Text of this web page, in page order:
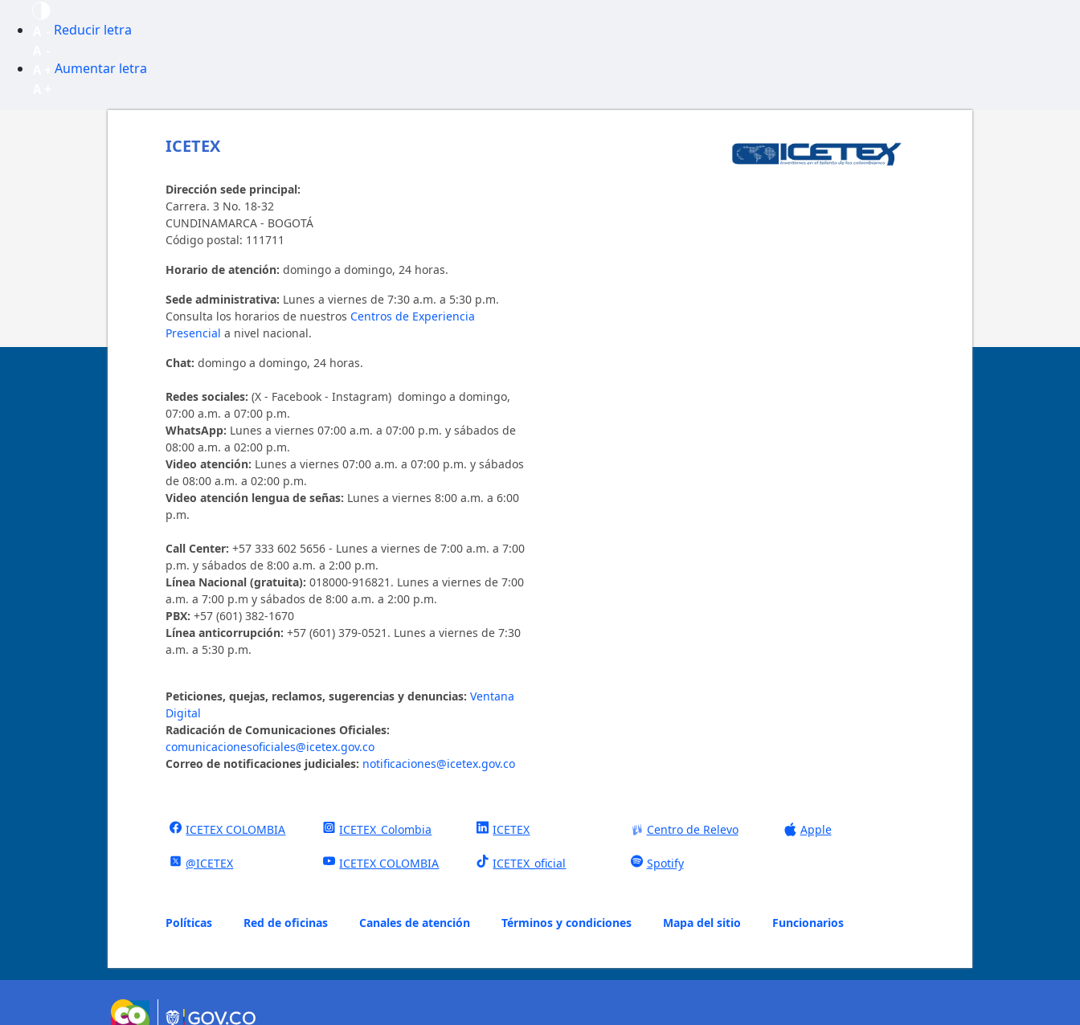
Reducir letra
Aumentar letra
ICETEX
Dirección sede principal:
Carrera. 3 No. 18-32
CUNDINAMARCA - BOGOTÁ
Código postal: 111711
Horario de atención: domingo a domingo, 24 horas.
Sede administrativa: Lunes a viernes de 7:30 a.m. a 5:30 p.m.
Consulta los horarios de nuestrosCentros de Experiencia
Presencial a nivel nacional.
Chat: domingo a domingo, 24 horas.
Redes sociales:(X - Facebook - Instagram) domingo a domingo,
07:00 a.m. a 07:00 p.m.
WhatsApp: Lunes a viernes 07:00 a.m. a 07:00 p.m. y sábados de
08:00 a.m. a 02:00 p.m.
Video atención: Lunes a viernes 07:00 a.m. a 07:00 p.m. y sábados
de 08:00 a.m. a 02:00 p.m.
Video atención lengua de señas: Lunes a viernes 8:00 a.m. a 6:00
p.m.
Call Center:+57 333 602 5656 - Lunes a viernes de 7:00 a.m. a 7:00
p.m. y sábados de 8:00 a.m. a 2:00 p.m.
Línea Nacional (gratuita): 018000-916821. Lunes a viernes de 7:00
a.m. a 7:00 p.m y sábados de 8:00 a.m. a 2:00 p.m.
PBX:+57 (601) 382-1670
Línea anticorrupción:+57 (601) 379-0521. Lunes a viernes de 7:30
a.m. a 5:30 p.m.
Peticiones, quejas, reclamos, sugerencias y denuncias: Ventana
Digital
Radicación de Comunicaciones Oficiales:
comunicacionesoficiales@icetex.gov.co
Correo de notificaciones judiciales: notificaciones@icetex.gov.co
ICETEX COLOMBIA
@ICETEX
ICETEX_Colombia
ICETEX COLOMBIA
ICETEX
ICETEX_oficial
Centro de Relevo
Spotify
Apple
Políticas Red de oficinas Canales de atención Términos y condiciones Mapa del sitio Funcionarios